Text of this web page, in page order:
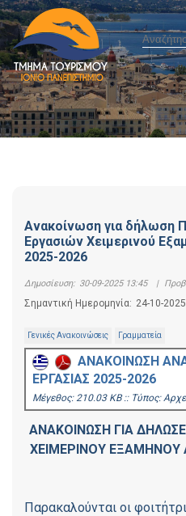
Ανακοίνωση για δήλωση
Εργασιών Χειμερινού
2025-2026
Δημοσίευση: 30-09-2025 13:45 |
Σημαντική Ημερομηνία: 24-10-2025
Γενικές Ανακοινώσεις Γραμματεία
ΑΝΑΚΟΙΝΩΣΗ
ΕΡΓΑΣΙΑΣ 2025-2026
Mέγεθος: 210.03 KB :: Τύπος:
ΑΝΑΚΟΙΝΩΣΗ ΓΙΑ
ΧΕΙΜΕΡΙΝΟΥ ΕΞΑΜΗΝΟΥ
Παρακαλούνται οι